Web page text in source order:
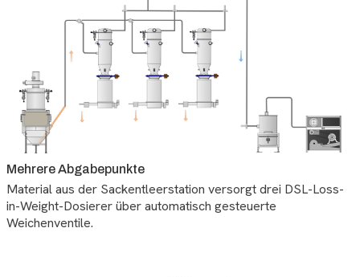
Mehrere Abgabepunkte
Material aus der Sackentleerstation versorgt drei DSL-Loss-
in-Weight-Dosierer über automatisch gesteuerte
Weichenventile.